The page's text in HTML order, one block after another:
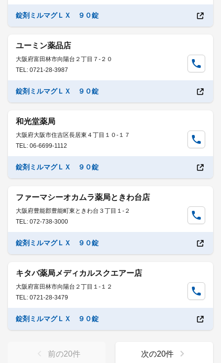
錠剤ミルマグＬＸ ９０錠
ユーミン薬品店
大阪府富田林市向陽台２丁目７-２０
TEL: 0721-28-3987
錠剤ミルマグＬＸ ９０錠
和光堂薬局
大阪府大阪市住吉区長居東４丁目１０-１７
TEL: 06-6699-1112
錠剤ミルマグＬＸ ９０錠
ファーマシーオカムラ薬局ときわ台店
大阪府豊能郡豊能町東ときわ台３丁目１-２
TEL: 072-738-3000
錠剤ミルマグＬＸ ９０錠
キタバ薬局メディカルスクエアー店
大阪府富田林市向陽台２丁目１-１２
TEL: 0721-28-3479
錠剤ミルマグＬＸ ９０錠
前の20件 次の20件